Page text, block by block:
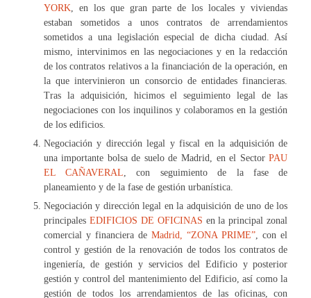
YORK, en los que gran parte de los locales y viviendas
estaban sometidos a unos contratos de arrendamientos
sometidos a una legislación especial de dicha ciudad. Así
mismo, intervinimos en las negociaciones y en la redacción
de los contratos relativos a la financiación de la operación, en
la que intervinieron un consorcio de entidades financieras.
Tras la adquisición, hicimos el seguimiento legal de las
negociaciones con los inquilinos y colaboramos en la gestión
de los edificios.
Negociación y dirección legal y fiscal en la adquisición de
una importante bolsa de suelo de Madrid, en el SectorPAU
EL CAÑAVERAL, con seguimiento de la fase de
planeamiento y de la fase de gestión urbanística.
Negociación y dirección legal en la adquisición de uno de los
principales EDIFICIOS DE OFICINAS en la principal zonal
comercial y financiera de Madrid, “ZONA PRIME”, con el
control y gestión de la renovación de todos los contratos de
ingeniería, de gestión y servicios del Edificio y posterior
gestión y control del mantenimiento del Edificio, así como la
gestión de todos los arrendamientos de las oficinas, con